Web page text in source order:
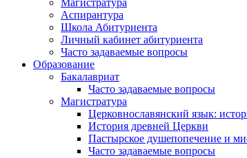
Аспирантура
Школа Абитуриента
Личный кабинет абитуриента
Часто задаваемые вопросы
Образование
Бакалавриат
Часто задаваемые вопросы
Магистратура
Церковнославянский язык:
История древней Церкви
Пастырское душепопечение и
Часто задаваемые вопросы